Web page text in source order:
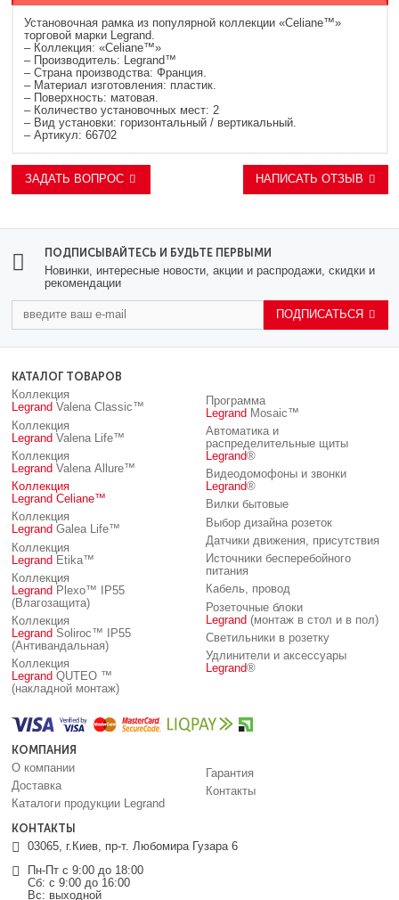
Установочная рамка из популярной коллекции «Celiane™»
торговой марки Legrand.
– Коллекция: «Celiane™»
– Производитель: Legrand™
– Страна производства: Франция.
– Материал изготовления: пластик.
– Поверхность: матовая.
– Количество установочных мест: 2
– Вид установки: горизонтальный / вертикальный.
– Артикул: 66702
ЗАДАТЬ ВОПРОС НАПИСАТЬ ОТЗЫВ
ПОДПИСЫВАЙТЕСЬ И БУДЬТЕ ПЕРВЫМИ
Новинки, интересные новости, акции и распродажи, скидки и
рекомендации
ПОДПИСАТЬСЯ
КОНТАКТЫ
03065, г.Киев, пр-т. Любомира Гузара 6
Пн-Пт с 9:00 до 18:00
Сб: с 9:00 до 16:00
Вс: выходной
КОМПАНИЯ
О компании
Доставка
Каталоги продукции Legrand
Гарантия
Контакты
КАТАЛОГ ТОВАРОВ
Коллекция
Legrand Valena Classic™
Коллекция
Legrand Valena Life™
Коллекция
Legrand Valena Allure™
Коллекция
Legrand Celiane™
Коллекция
Legrand Galea Life™
Коллекция
Legrand Etika™
Коллекция
Legrand Plexo™ IP55
(Влагозащита)
Коллекция
Legrand Soliroc™ IP55
(Антивандальная)
Коллекция
Legrand QUTEO ™
(накладной монтаж)
Программа
Legrand Mosaic™
Автоматика и
распределительные щиты
Legrand®
Видеодомофоны и звонки
Legrand®
Вилки бытовые
Выбор дизайна розеток
Датчики движения, присутствия
Источники бесперебойного
питания
Кабель, провод
Розеточные блоки
Legrand (монтаж в стол и в пол)
Светильники в розетку
Удлинители и аксессуары
Legrand®